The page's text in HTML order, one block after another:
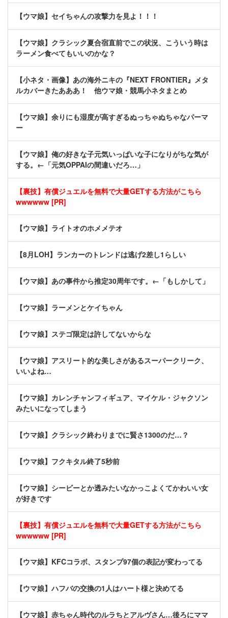
【ウマ娘】セイちゃんの攻撃力を見よ！！！
【ウマ娘】クラシック夏合宿直前でこの状況、こういう時は
ラーメン食べてもいいのかな？
【小ネタ・画像】あの海外ニキの『NEXT FRONTIER』メタ
ルカバーきたあああ！ 他ウマ娘・競馬小ネタまとめ
【ウマ娘】余りにも湿度が高すぎるぬっちゃぬちゃなパーマ
ー
【ウマ娘】俺の好きな子元気いっぱいな子になりがちな気が
する。←「元気OPPAIの間違いだろ…」
【裏技】有償ジュエルを無料で大量GETする方法がこちら
wwwwww [PR]
【ウマ娘】ライトオのホメメテオ
【8月LOH】ランカーのトレンドは逃げ2差し1らしい
【ウマ娘】あの事件から推定30周年です。←「もしかして」
【ウマ娘】ラーメンとケイちゃん
【ウマ娘】ステゴ限定は許してないからな
【ウマ娘】アスリート的な美しさがあるスーパークリーク、
いいよね…
【ウマ娘】カレンチャンフィギュア、マイケル・ジャクソン
みたいになってしまう
【ウマ娘】クラシック終わりまでに賢さ1300のだ…？
【ウマ娘】フクキタル終了5秒前
【ウマ娘】シービーとか透みたいなかっこよくてかわいい女
が好きです
【裏技】有償ジュエルを無料で大量GETする方法がこちら
wwwwww [PR]
【ウマ娘】KFCコラボ、スタンプ97個の表記が変わってる
【ウマ娘】ハフバの交換の1人はハート様と決めてる
【ウマ娘】赤ちゃん時代のルラちとアルヴさん…後ろにママ